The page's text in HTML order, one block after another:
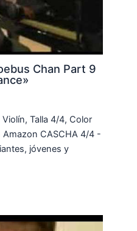
Chan Part 9
Talla 4/4, Color
Amazon CASCHA 4/4 -
jóvenes y